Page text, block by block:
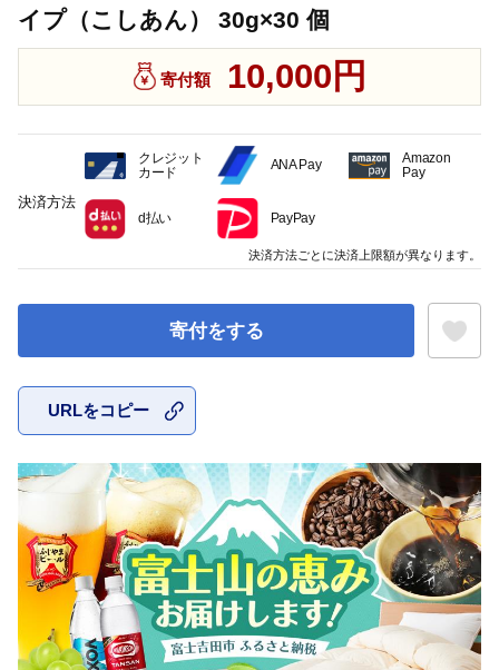
イプ（こしあん） 30g×30 個
寄付額 10,000円
寄付をする
URLをコピー
決済方法
クレジット
カード
ANA Pay
Amazon
Pay
d払い PayPay
決済方法ごとに決済上限額が異なります。